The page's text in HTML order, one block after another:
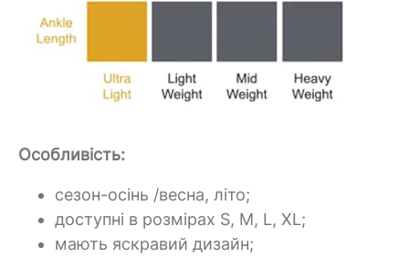
Особливість:
сезон-осінь /весна, літо;
доступні в розмірах S, M, L, XL;
мають яскравий дизайн;